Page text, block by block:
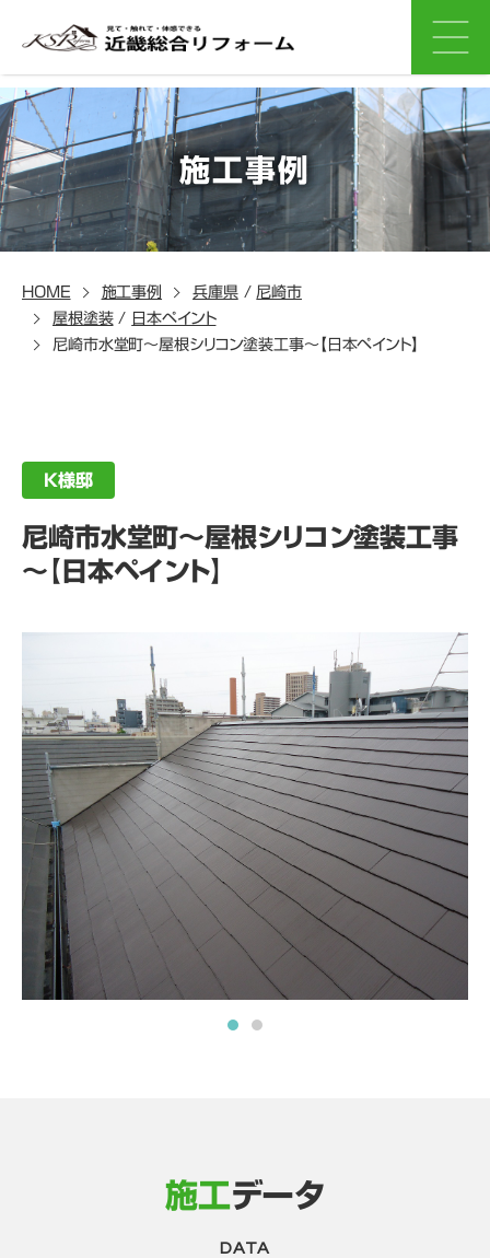
施工事例
HOME 施工事例 兵庫県/ 尼崎市
屋根塗装/
日本ペイント
尼崎市水堂町～屋根シリコン塗装工事～【日本ペイント】
K様邸
尼崎市水堂町～屋根シリコン塗装工事
～【日本ペイント】
施工データ
DATA